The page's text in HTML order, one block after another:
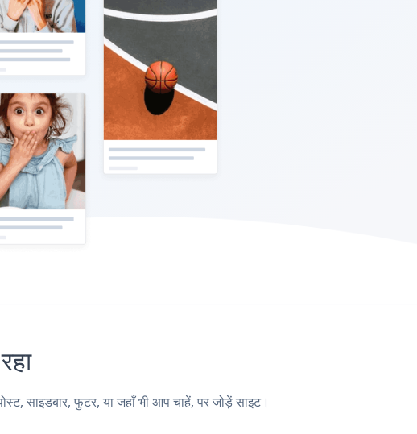
साइडबार, फुटर, या जहाँ भी आप चाहें, पर जोड़ें साइट।